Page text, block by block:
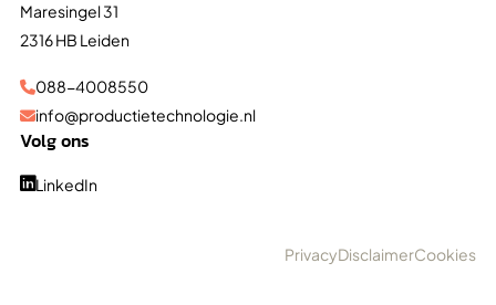
Maresingel 31
2316 HB Leiden
088-4008550
info@productietechnologie.nl
Volg ons
LinkedIn
PrivacyDisclaimerCookies